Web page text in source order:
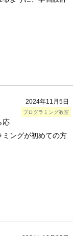
2024年11月5日
プログラミング教室
応
ミングが初めての方